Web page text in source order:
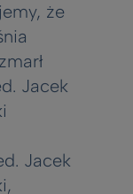
że
Jacek
Jacek